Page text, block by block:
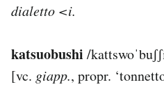
dialetto <i.
katsuobushi /
[vc. giapp., propr.